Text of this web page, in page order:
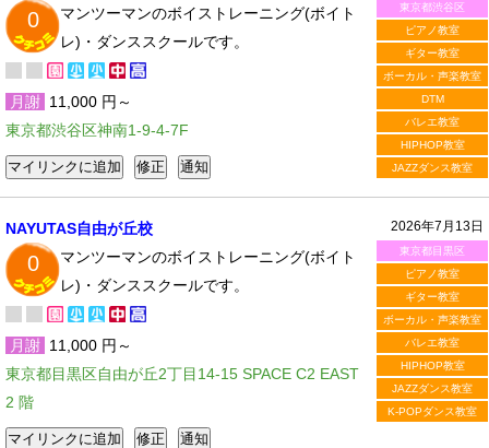
東京都渋谷区
ピアノ教室
ギター教室
ボーカル・声楽教室
DTM
バレエ教室
HIPHOP教室
JAZZダンス教室
0
マンツーマンのボイストレーニング(ボイト
レ)・ダンススクールです。
月謝 11,000 円～
東京都渋谷区神南1-9-4-7F
2026年7月13日
東京都目黒区
ピアノ教室
ギター教室
ボーカル・声楽教室
バレエ教室
HIPHOP教室
JAZZダンス教室
K-POPダンス教室
NAYUTAS自由が丘校
0
マンツーマンのボイストレーニング(ボイト
レ)・ダンススクールです。
月謝 11,000 円～
東京都目黒区自由が丘2丁目14-15 SPACE C2 EAST
2 階